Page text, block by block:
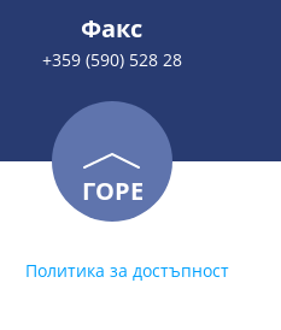
Факс
+359 (590) 528 28
ГОРЕ
Политика за достъпност